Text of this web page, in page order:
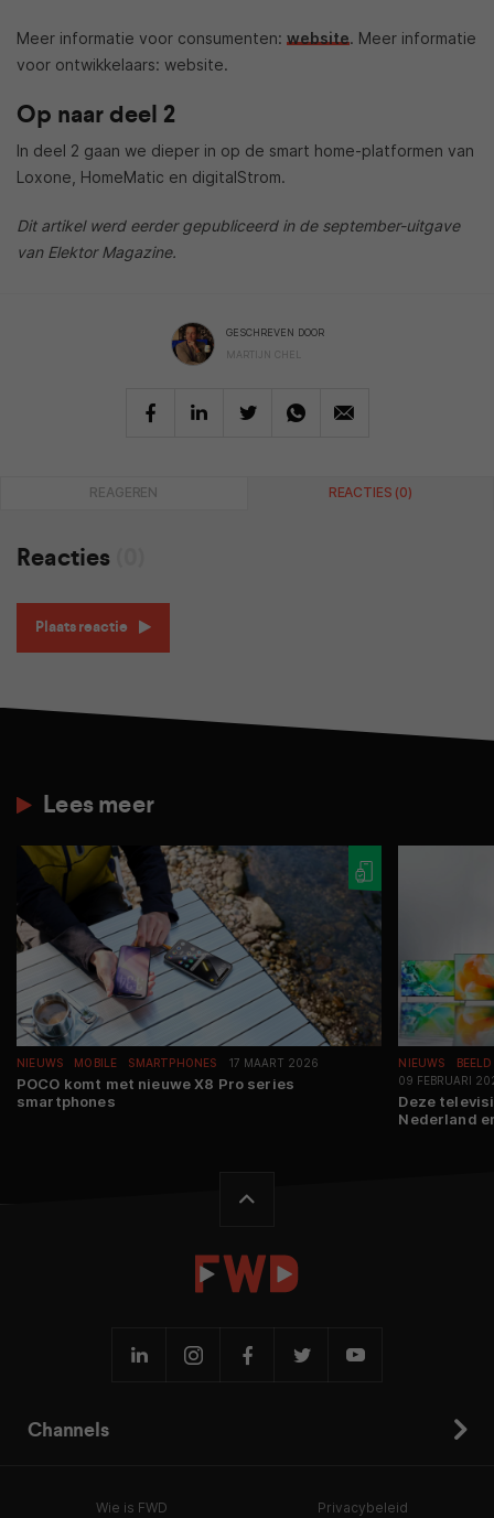
Meer informatie voor consumenten: website. Meer informatie
voor ontwikkelaars: website.
Op naar deel 2
In deel 2 gaan we dieper in op de smart home-platformen van
Loxone, HomeMatic en digitalStrom.
Dit artikel werd eerder gepubliceerd in de september-uitgave
van Elektor Magazine.
GESCHREVEN DOOR
MARTIJN CHEL
REAGEREN REACTIES (0)
Reacties
Plaats reactie
Lees meer
NIEUWS MOBILE SMARTPHONES 17 MAART 2026
POCO komt met nieuwe X8 Pro series
smartphones
NIEUWS
BEELD
09 FEBRUARI
Deze
Nederland
Channels
Wie is FWD Privacybeleid